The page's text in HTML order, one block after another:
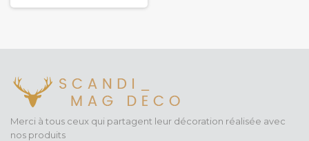
Merci à tous ceux qui partagent leur décoration réalisée avec
nos produits